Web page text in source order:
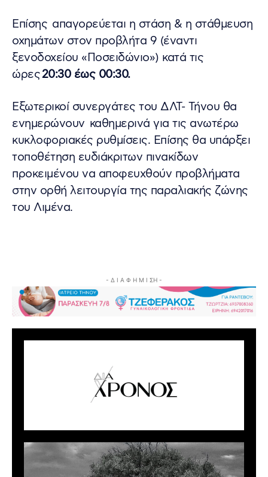
Επίσης απαγορεύεται η στάση & η στάθμευση
οχημάτων στον προβλήτα 9 (έναντι
ξενοδοχείου «Ποσειδώνιο») κατά τις
ώρες20:30 έως 00:30.
Εξωτερικοί συνεργάτες του ΔΛΤ- Τήνου θα
ενημερώνουν καθημερινά για τις ανωτέρω
κυκλοφοριακές ρυθμίσεις. Επίσης θα υπάρξει
τοποθέτηση ευδιάκριτων πινακίδων
προκειμένου να αποφευχθούν προβλήματα
στην ορθή λειτουργία της παραλιακής ζώνης
του Λιμένα.
- Δ Ι Α Φ Η Μ Ι ΣΗ -